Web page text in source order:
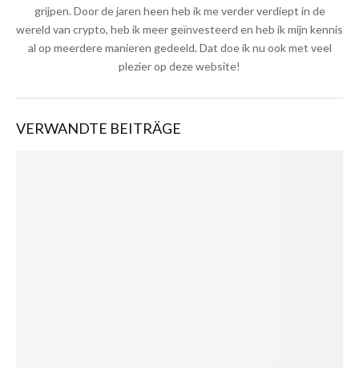
grijpen. Door de jaren heen heb ik me verder verdiept in de
wereld van crypto, heb ik meer geïnvesteerd en heb ik mijn kennis
al op meerdere manieren gedeeld. Dat doe ik nu ook met veel
plezier op deze website!
VERWANDTE BEITRÄGE